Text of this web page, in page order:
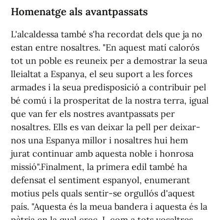
Homenatge als avantpassats
L'alcaldessa també s'ha recordat dels que ja no
estan entre nosaltres. "En aquest matí calorós
tot un poble es reuneix per a demostrar la seua
lleialtat a Espanya, el seu suport a les forces
armades i la seua predisposició a contribuir pel
bé comú i la prosperitat de la nostra terra, igual
que van fer els nostres avantpassats per
nosaltres. Ells es van deixar la pell per deixar-
nos una Espanya millor i nosaltres hui hem
jurat continuar amb aquesta noble i honrosa
missió".Finalment, la primera edil també ha
defensat el sentiment espanyol, enumerant
motius pels quals sentir-se orgullós d'aquest
país. "Aquesta és la meua bandera i aquesta és la